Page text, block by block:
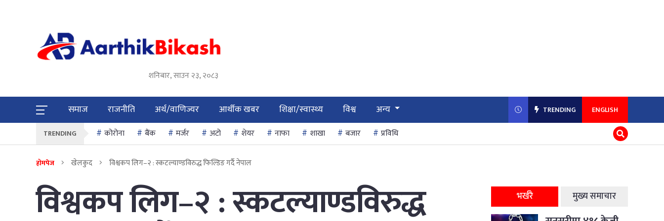
शनिबार, साउन २३, २०८३
समाज राजनीति अर्थ/वाणिज्यर आर्थीक खबर शिक्षा/स्वास्थ्य विश्व अन्य TRENDING ENGLISH
TRENDING कोरोना बैंक मर्जर अटो शेयर नाफा शाखा बजार प्रविधि
होमपेज खेलकुद विश्वकप लिग–२ : स्कटल्याण्डविरुद्ध फिल्डिङ गर्दै नेपाल
विश्वकप लिग–२ : स्कटल्याण्डविरुद्ध भर्खरै मुख्य समाचार